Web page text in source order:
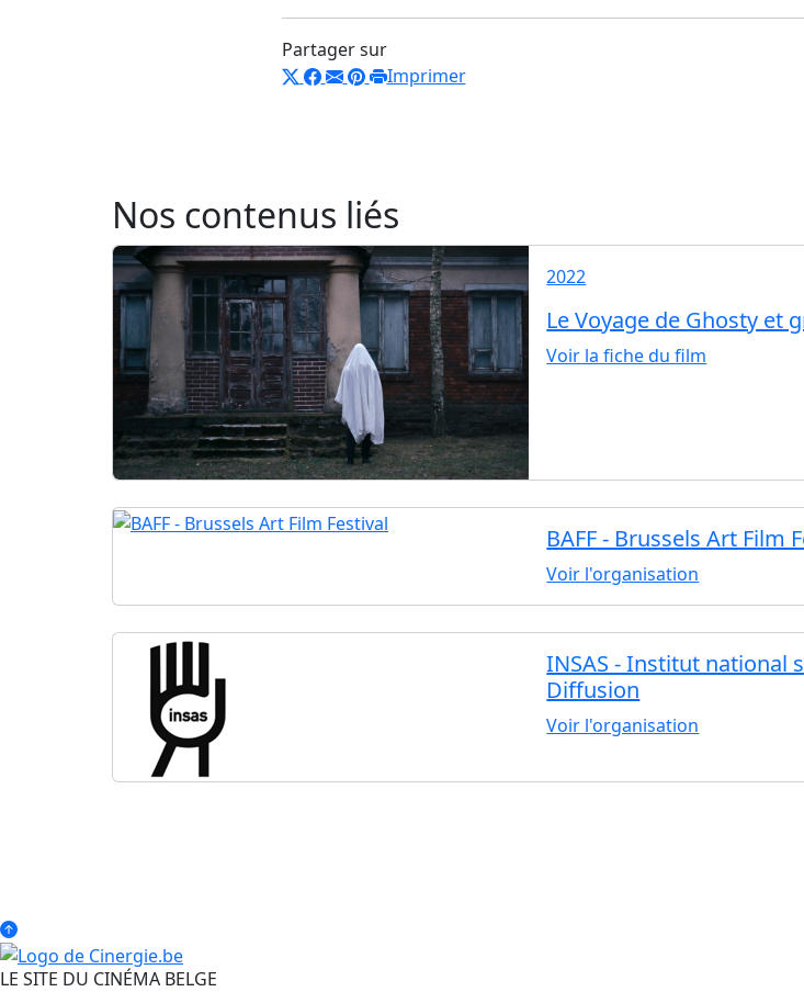
Partager sur
Imprimer
Nos contenus liés
2022
Le Voyage de Ghosty et
Voir la fiche du film
BAFF - Brussels Art Film
Voir l'organisation
INSAS - Institut national
Diffusion
Voir l'organisation
LE SITE DU CINÉMA BELGE